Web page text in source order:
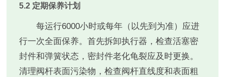
5.2 定期保养计划
每运行6000小时或每年（以先到为准）应进
行一次全面保养。首先拆卸执行器，检查活塞密
封件和弹簧状态，密封件老化龟裂应及时更换。
清理阀杆表面污染物，检查阀杆直线度和表面粗